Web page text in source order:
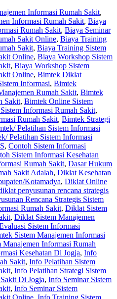
Informasi Rumah Sakit,
Informasi Rumah Sakit, Biaya
Rumah Sakit, Biaya Seminar
Sakit Online, Biaya Training
Sakit, Biaya Training Sistem
Online, Biaya Workshop Sistem
, Biaya Workshop Sistem
Online, Bimtek Diklat
Informasi, Bimtek
Rumah Sakit, Bimtek
Sakit, Bimtek Online Sistem
Informasi Rumah Sakit,
Rumah Sakit, Bimtek Strategi
Pelatihan Sistem Informasi
Pelatihan Sistem Informasi
, Contoh Sistem Informasi
Sistem Informasi Kesehatan
Rumah Sakit, Dasar Hukum
Sakit Adalah, Diklat Kesehatan
Kotamadya, Diklat Online
penyusunan rencana strategis
Rencana Strategis Sistem
Rumah Sakit, Diklat Sistem
, Diklat Sistem Manajemen
Sistem Informasi
Sistem Manajemen Informasi
Informasi Rumah
Kesehatan Di Jogja, Info
Sakit, Info Pelatihan Sistem
, Info Pelatihan Strategi Sistem
Di Jogja, Info Seminar Sistem
, Info Seminar Sistem
Online Info Training Sistem